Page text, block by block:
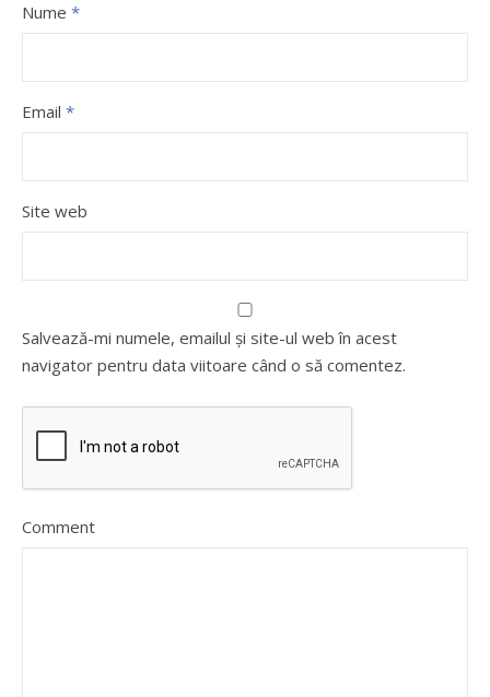
Nume *
Email *
Site web
Salvează-mi numele, emailul și site-ul web în acest
navigator pentru data viitoare când o să comentez.
Comment